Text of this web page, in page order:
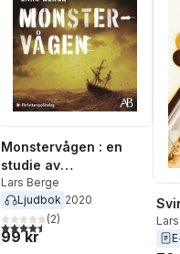
Monstervågen : en
studie av
sanningshalten i
matros J.W.
Granströms äventyr
på de sju haven 1914-
Lars Berge
Ljudbok 2020
4,5utav 5 stjärnor. Totalt antal
(2)
99 kr